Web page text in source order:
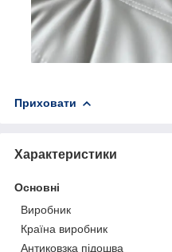
Приховати
Характеристики
Основні
Виробник
Країна виробник
Антиковзка підошва